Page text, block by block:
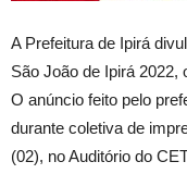
A Prefeitura de Ipirá
São João de Ipirá 2022,
O anúncio feito pelo
durante coletiva de
(02), no Auditório do